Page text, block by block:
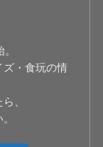
ズ・食玩の情
、